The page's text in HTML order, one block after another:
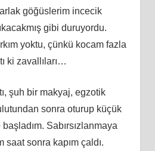
göğüslerim incecik
gibi duruyordu.
yoktu, çünkü kocam fazla
ki zavallıları…
şuh bir makyaj, egzotik
sonra oturup küçük
başladım. Sabırsızlanmaya
saat sonra kapım çaldı.